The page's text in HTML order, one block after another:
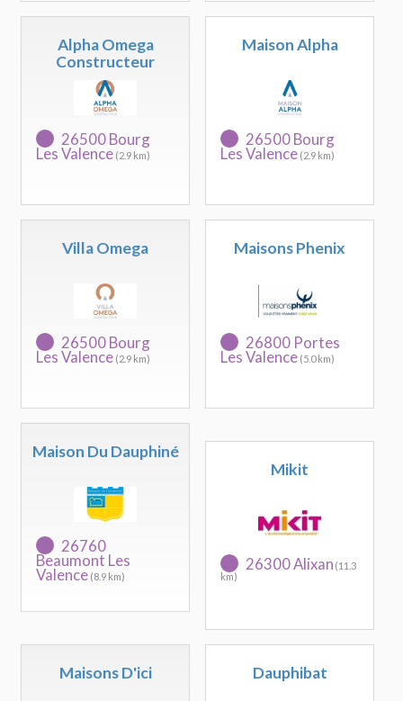
Alpha Omega
Constructeur
26500 Bourg
Les Valence (2.9 km)
Maison Alpha
26500 Bourg
Les Valence (2.9 km)
Villa Omega
26500 Bourg
Les Valence (2.9 km)
Maisons Phenix
26800 Portes
Les Valence (5.0 km)
Maison Du Dauphiné
26760
Beaumont Les
Valence (8.9 km)
Mikit
26300 Alixan (11.3
km)
Maisons D'ici Dauphibat